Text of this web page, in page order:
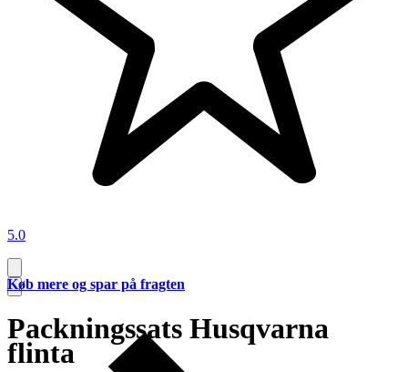
5.0
Packningssats Husqvarna
flinta
Køb mere og spar på fragten